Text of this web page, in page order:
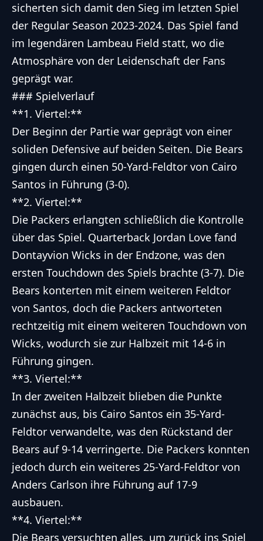
sicherten sich damit den Sieg im letzten Spiel
der Regular Season 2023-2024. Das Spiel fand
im legendären Lambeau Field statt, wo die
Atmosphäre von der Leidenschaft der Fans
geprägt war.
### Spielverlauf
**1. Viertel:**
Der Beginn der Partie war geprägt von einer
soliden Defensive auf beiden Seiten. Die Bears
gingen durch einen 50-Yard-Feldtor von Cairo
Santos in Führung (3-0).
**2. Viertel:**
Die Packers erlangten schließlich die Kontrolle
über das Spiel. Quarterback Jordan Love fand
Dontayvion Wicks in der Endzone, was den
ersten Touchdown des Spiels brachte (3-7). Die
Bears konterten mit einem weiteren Feldtor
von Santos, doch die Packers antworteten
rechtzeitig mit einem weiteren Touchdown von
Wicks, wodurch sie zur Halbzeit mit 14-6 in
Führung gingen.
**3. Viertel:**
In der zweiten Halbzeit blieben die Punkte
zunächst aus, bis Cairo Santos ein 35-Yard-
Feldtor verwandelte, was den Rückstand der
Bears auf 9-14 verringerte. Die Packers konnten
jedoch durch ein weiteres 25-Yard-Feldtor von
Anders Carlson ihre Führung auf 17-9
ausbauen.
**4. Viertel:**
Die Bears versuchten alles, um zurück ins Spiel